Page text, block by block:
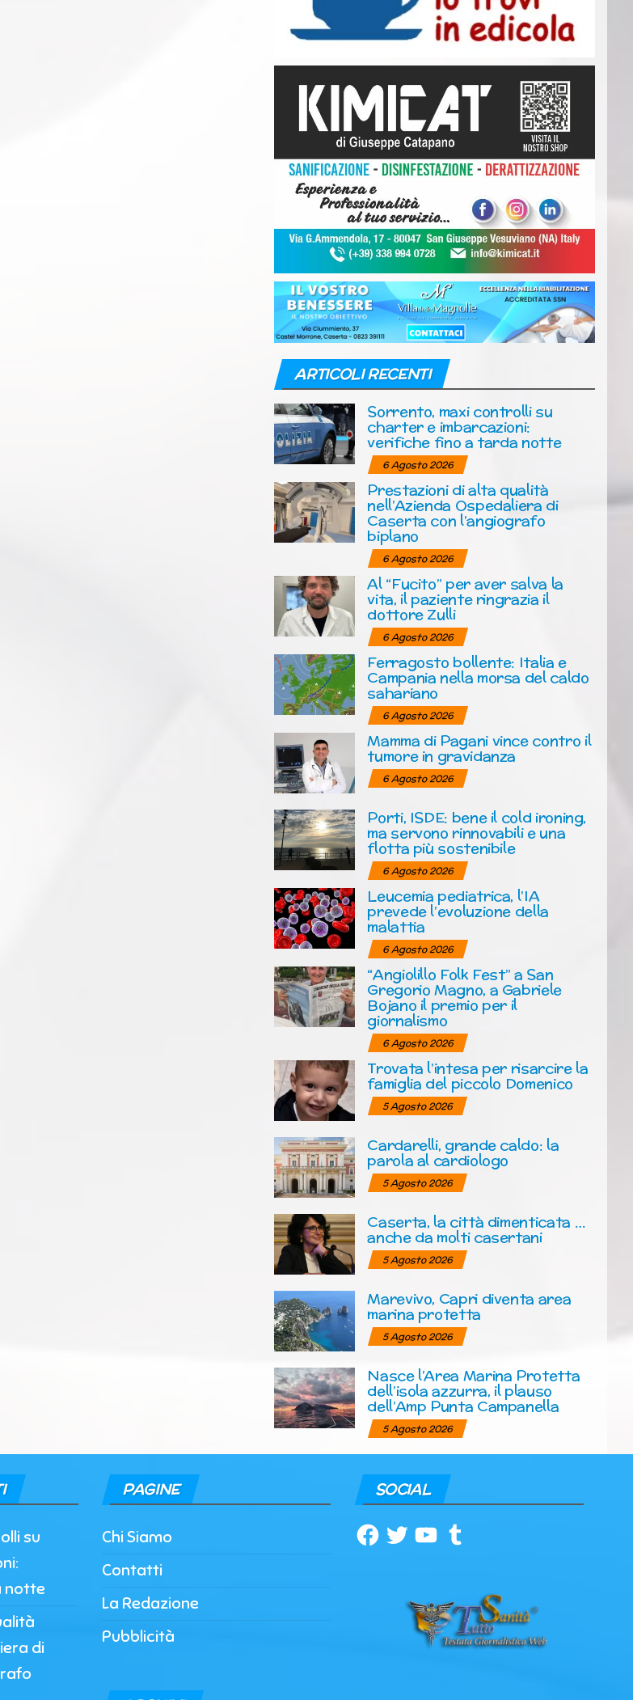
ARTICOLI RECENTI
Sorrento, maxi controlli su
charter e imbarcazioni:
verifiche fino a tarda notte
6 Agosto 2026
Prestazioni di alta qualità
nell’Azienda Ospedaliera di
Caserta con l’angiografo
biplano
6 Agosto 2026
Al “Fucito” per aver salva la
vita, il paziente ringrazia il
dottore Zulli
6 Agosto 2026
Ferragosto bollente: Italia e
Campania nella morsa del caldo
sahariano
6 Agosto 2026
Mamma di Pagani vince contro il
tumore in gravidanza
6 Agosto 2026
Porti, ISDE: bene il cold ironing,
ma servono rinnovabili e una
flotta più sostenibile
6 Agosto 2026
Leucemia pediatrica, l’IA
prevede l’evoluzione della
malattia
6 Agosto 2026
“Angiolillo Folk Fest” a San
Gregorio Magno, a Gabriele
Bojano il premio per il
giornalismo
6 Agosto 2026
Trovata l’intesa per risarcire la
famiglia del piccolo Domenico
5 Agosto 2026
Cardarelli, grande caldo: la
parola al cardiologo
5 Agosto 2026
Caserta, la città dimenticata …
anche da molti casertani
5 Agosto 2026
Marevivo, Capri diventa area
marina protetta
5 Agosto 2026
Nasce l’Area Marina Protetta
dell’isola azzurra, il plauso
dell’Amp Punta Campanella
5 Agosto 2026
su
notte
di
PAGINE
Chi Siamo
Contatti
La Redazione
Pubblicità
SOCIAL
Facebook
TwitterYouTubeTumblr